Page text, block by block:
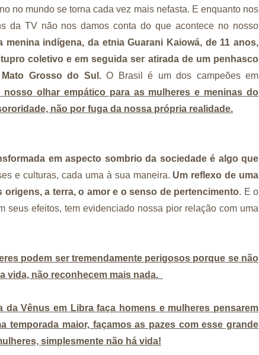
no mundo se torna cada vez mais nefasta. E enquanto nos
da TV não nos damos conta do que acontece no nosso
menina indígena, da etnia Guarani Kaiowá, de 11 anos,
coletivo e em seguida ser atirada de um penhasco
Grosso do Sul. O Brasil é um dos campeões em
nosso olhar empático para as mulheres e meninas do
não por fuga da nossa própria realidade.
em aspecto sombrio da sociedade é algo que
e culturas, cada uma à sua maneira. Um reflexo de uma
a terra, o amor e o senso de pertencimento. E o
seus efeitos, tem evidenciado nossa pior relação com uma
podem ser tremendamente perigosos porque se não
vida, não reconhecem mais nada.
da Vênus em Libra faça homens e mulheres pensarem
temporada maior, façamos as pazes com esse grande
simplesmente não há vida!